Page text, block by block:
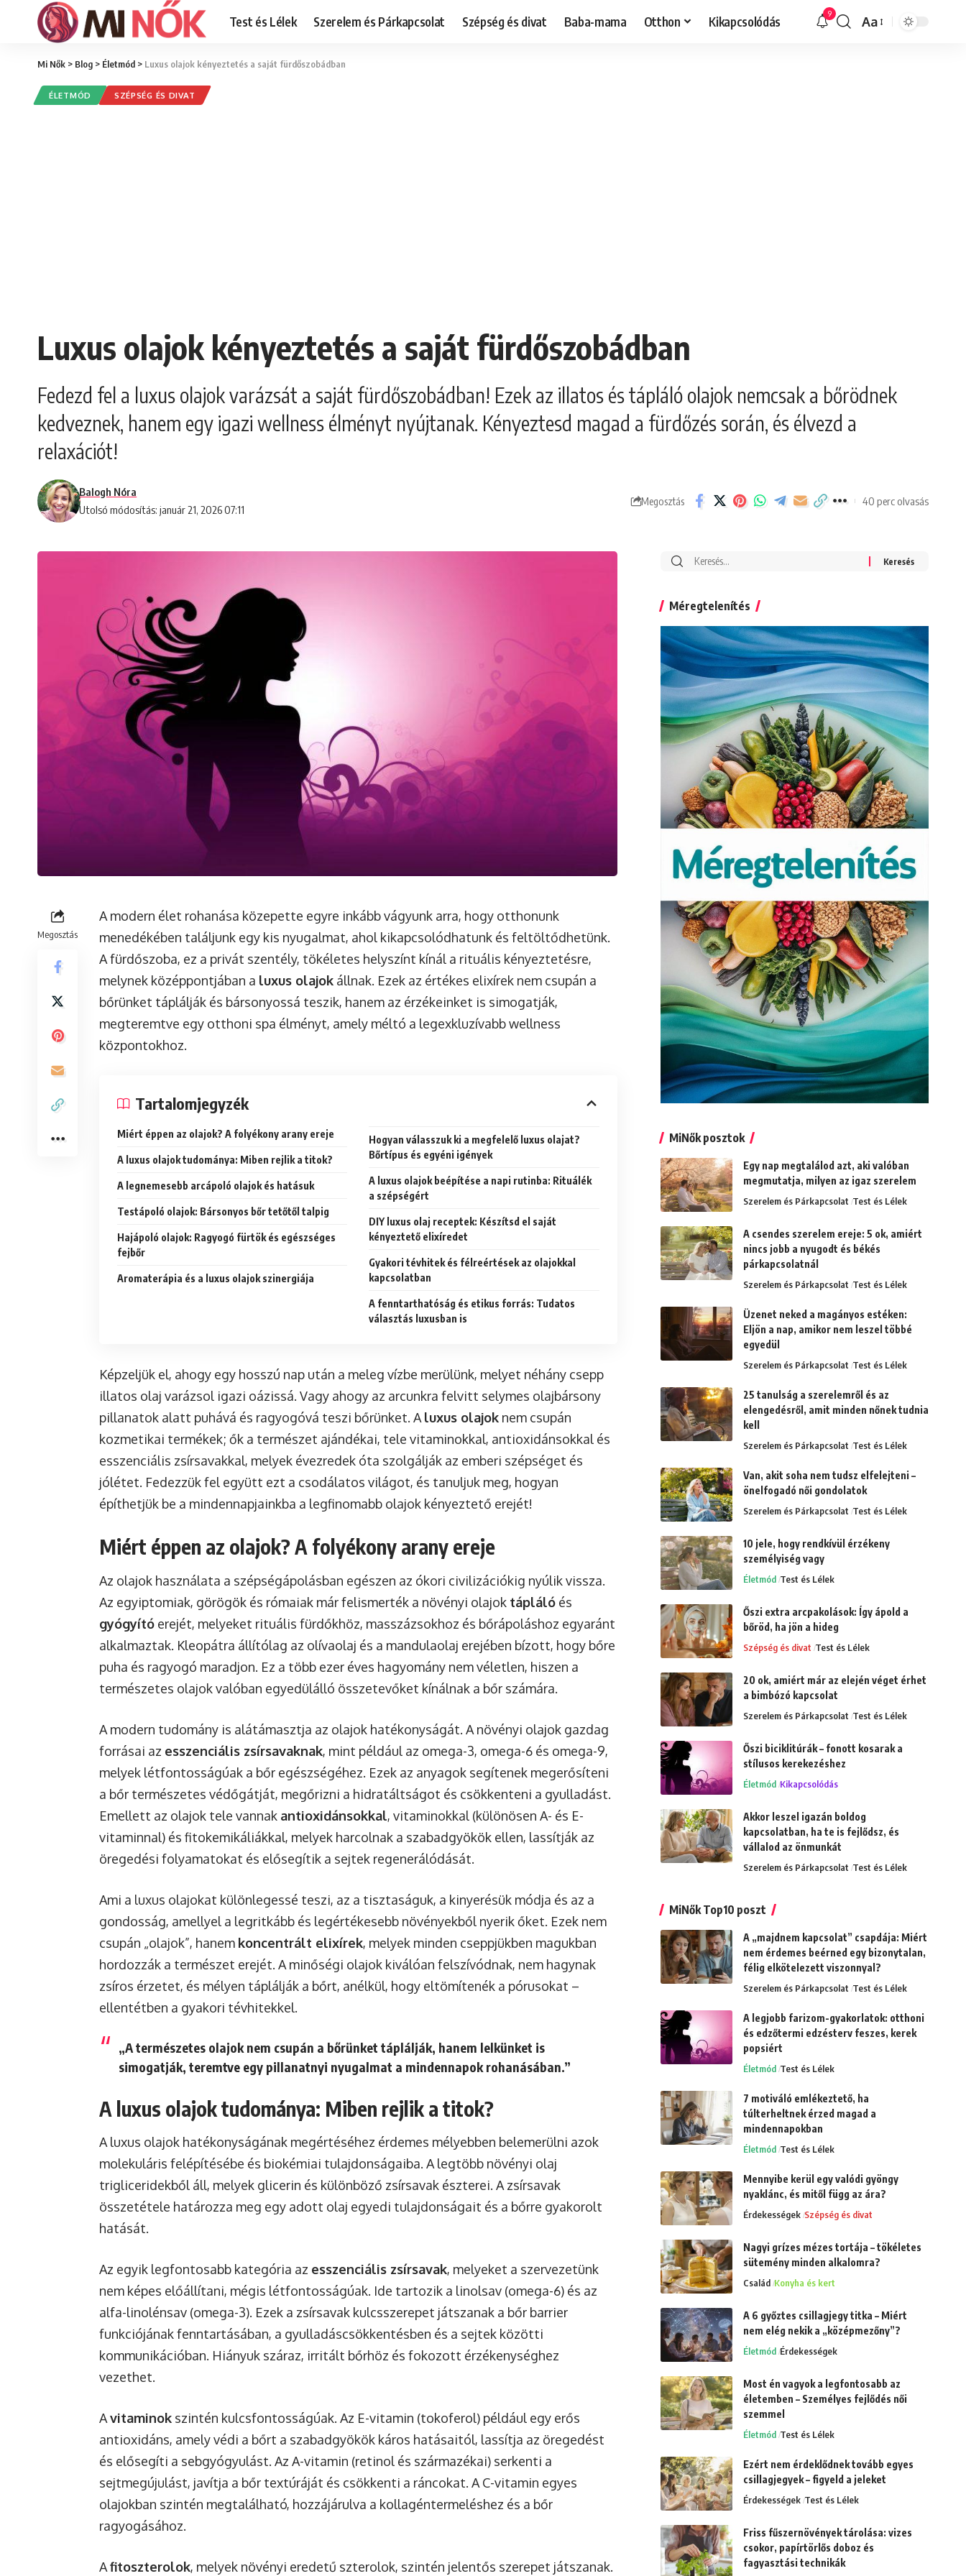
Test és Lélek Szerelem és Párkapcsolat Szépség és divat Baba-mama Otthon Kikapcsolódás 9
Font
Aa
Mi Nők > Blog > Életmód > Luxus olajok kényeztetés a saját fürdőszobádban
ÉLETMÓD SZÉPSÉG ÉS DIVAT
Luxus olajok kényeztetés a saját fürdőszobádban
Fedezd fel a luxus olajok varázsát a saját fürdőszobádban! Ezek az illatos és tápláló olajok nemcsak a bőrödnek
kedveznek, hanem egy igazi wellness élményt nyújtanak. Kényeztesd magad a fürdőzés során, és élvezd a
relaxációt!
Utolsó módosítás: január 21, 2026 07:11
Balogh Nóra
Megosztás 40 perc olvasás
Megosztás
A modern élet rohanása közepette egyre inkább vágyunk arra, hogy otthonunk
menedékében találjunk egy kis nyugalmat, ahol kikapcsolódhatunk és feltöltődhetünk.
A fürdőszoba, ez a privát szentély, tökéletes helyszínt kínál a rituális kényeztetésre,
melynek középpontjában a luxus olajok állnak. Ezek az értékes elixírek nem csupán a
bőrünket táplálják és bársonyossá teszik, hanem az érzékeinket is simogatják,
megteremtve egy otthoni spa élményt, amely méltó a legexkluzívabb wellness
központokhoz.
Tartalomjegyzék
Miért éppen az olajok? A folyékony arany ereje
A luxus olajok tudománya: Miben rejlik a titok?
A legnemesebb arcápoló olajok és hatásuk
Testápoló olajok: Bársonyos bőr tetőtől talpig
Hajápoló olajok: Ragyogó fürtök és egészséges
fejbőr
Aromaterápia és a luxus olajok szinergiája
Hogyan válasszuk ki a megfelelő luxus olajat?
Bőrtípus és egyéni igények
A luxus olajok beépítése a napi rutinba: Rituálék
a szépségért
DIY luxus olaj receptek: Készítsd el saját
kényeztető elixíredet
Gyakori tévhitek és félreértések az olajokkal
kapcsolatban
A fenntarthatóság és etikus forrás: Tudatos
választás luxusban is
Képzeljük el, ahogy egy hosszú nap után a meleg vízbe merülünk, melyet néhány csepp
illatos olaj varázsol igazi oázissá. Vagy ahogy az arcunkra felvitt selymes olajbársony
pillanatok alatt puhává és ragyogóvá teszi bőrünket. A luxus olajok nem csupán
kozmetikai termékek; ők a természet ajándékai, tele vitaminokkal, antioxidánsokkal és
esszenciális zsírsavakkal, melyek évezredek óta szolgálják az emberi szépséget és
jólétet. Fedezzük fel együtt ezt a csodálatos világot, és tanuljuk meg, hogyan
építhetjük be a mindennapjainkba a legfinomabb olajok kényeztető erejét!
Miért éppen az olajok? A folyékony arany ereje
Az olajok használata a szépségápolásban egészen az ókori civilizációkig nyúlik vissza.
Az egyiptomiak, görögök és rómaiak már felismerték a növényi olajok tápláló és
gyógyító erejét, melyeket rituális fürdőkhöz, masszázsokhoz és bőrápoláshoz egyaránt
alkalmaztak. Kleopátra állítólag az olívaolaj és a mandulaolaj erejében bízott, hogy bőre
puha és ragyogó maradjon. Ez a több ezer éves hagyomány nem véletlen, hiszen a
természetes olajok valóban egyedülálló összetevőket kínálnak a bőr számára.
A modern tudomány is alátámasztja az olajok hatékonyságát. A növényi olajok gazdag
forrásai az esszenciális zsírsavaknak, mint például az omega-3, omega-6 és omega-9,
melyek létfontosságúak a bőr egészségéhez. Ezek az anyagok segítenek megerősíteni
a bőr természetes védőgátját, megőrizni a hidratáltságot és csökkenteni a gyulladást.
Emellett az olajok tele vannak antioxidánsokkal, vitaminokkal (különösen A- és E-
vitaminnal) és fitokemikáliákkal, melyek harcolnak a szabadgyökök ellen, lassítják az
öregedési folyamatokat és elősegítik a sejtek regenerálódását.
Ami a luxus olajokat különlegessé teszi, az a tisztaságuk, a kinyerésük módja és az a
gondosság, amellyel a legritkább és legértékesebb növényekből nyerik őket. Ezek nem
csupán „olajok”, hanem koncentrált elixírek, melyek minden cseppjükben magukban
hordozzák a természet erejét. A minőségi olajok kiválóan felszívódnak, nem hagynak
zsíros érzetet, és mélyen táplálják a bőrt, anélkül, hogy eltömítenék a pórusokat –
ellentétben a gyakori tévhitekkel.
„A természetes olajok nem csupán a bőrünket táplálják, hanem lelkünket is
simogatják, teremtve egy pillanatnyi nyugalmat a mindennapok rohanásában.”
A luxus olajok tudománya: Miben rejlik a titok?
A luxus olajok hatékonyságának megértéséhez érdemes mélyebben belemerülni azok
molekuláris felépítésébe és biokémiai tulajdonságaiba. A legtöbb növényi olaj
trigliceridekből áll, melyek glicerin és különböző zsírsavak észterei. A zsírsavak
összetétele határozza meg egy adott olaj egyedi tulajdonságait és a bőrre gyakorolt
hatását.
Az egyik legfontosabb kategória az esszenciális zsírsavak, melyeket a szervezetünk
nem képes előállítani, mégis létfontosságúak. Ide tartozik a linolsav (omega-6) és az
alfa-linolénsav (omega-3). Ezek a zsírsavak kulcsszerepet játszanak a bőr barrier
funkciójának fenntartásában, a gyulladáscsökkentésben és a sejtek közötti
kommunikációban. Hiányuk száraz, irritált bőrhöz és fokozott érzékenységhez
vezethet.
Avitaminok szintén kulcsfontosságúak. Az E-vitamin (tokoferol) például egy erős
antioxidáns, amely védi a bőrt a szabadgyökök káros hatásaitól, lassítja az öregedést
és elősegíti a sebgyógyulást. Az A-vitamin (retinol és származékai) serkenti a
sejtmegújulást, javítja a bőr textúráját és csökkenti a ráncokat. A C-vitamin egyes
olajokban szintén megtalálható, hozzájárulva a kollagéntermeléshez és a bőr
ragyogásához.
Afitoszterolok, melyek növényi eredetű szterolok, szintén jelentős szerepet játszanak.
Search
Méregtelenítés
MiNők posztok
Egy nap megtalálod azt, aki valóban
megmutatja, milyen az igaz szerelem
Szerelem és Párkapcsolat Test és Lélek
A csendes szerelem ereje: 5 ok, amiért
nincs jobb a nyugodt és békés
párkapcsolatnál
Szerelem és Párkapcsolat Test és Lélek
Üzenet neked a magányos estéken:
Eljön a nap, amikor nem leszel többé
egyedül
Szerelem és Párkapcsolat Test és Lélek
25 tanulság a szerelemről és az
elengedésről, amit minden nőnek tudnia
kell
Szerelem és Párkapcsolat Test és Lélek
Van, akit soha nem tudsz elfelejteni –
önelfogadó női gondolatok
Szerelem és Párkapcsolat Test és Lélek
10 jele, hogy rendkívül érzékeny
személyiség vagy
Életmód Test és Lélek
Őszi extra arcpakolások: Így ápold a
bőröd, ha jön a hideg
Szépség és divat Test és Lélek
20 ok, amiért már az elején véget érhet
a bimbózó kapcsolat
Szerelem és Párkapcsolat Test és Lélek
Őszi biciklitúrák – fonott kosarak a
stílusos kerekezéshez
Életmód Kikapcsolódás
Akkor leszel igazán boldog
kapcsolatban, ha te is fejlődsz, és
vállalod az önmunkát
Szerelem és Párkapcsolat Test és Lélek
MiNők Top10 poszt
A „majdnem kapcsolat” csapdája: Miért
nem érdemes beérned egy bizonytalan,
félig elkötelezett viszonnyal?
Szerelem és Párkapcsolat Test és Lélek
A legjobb farizom-gyakorlatok: otthoni
és edzőtermi edzésterv feszes, kerek
popsiért
Életmód Test és Lélek
7 motiváló emlékeztető, ha
túlterheltnek érzed magad a
mindennapokban
Életmód Test és Lélek
Mennyibe kerül egy valódi gyöngy
nyaklánc, és mitől függ az ára?
Érdekességek Szépség és divat
Nagyi grízes mézes tortája – tökéletes
sütemény minden alkalomra?
Család Konyha és kert
A 6 győztes csillagjegy titka – Miért
nem elég nekik a „középmezőny”?
Életmód Érdekességek
Most én vagyok a legfontosabb az
életemben – Személyes fejlődés női
szemmel
Életmód Test és Lélek
Ezért nem érdeklődnek tovább egyes
csillagjegyek – figyeld a jeleket
Érdekességek Test és Lélek
Friss fűszernövények tárolása: vizes
csokor, papírtörlős doboz és
fagyasztási technikák